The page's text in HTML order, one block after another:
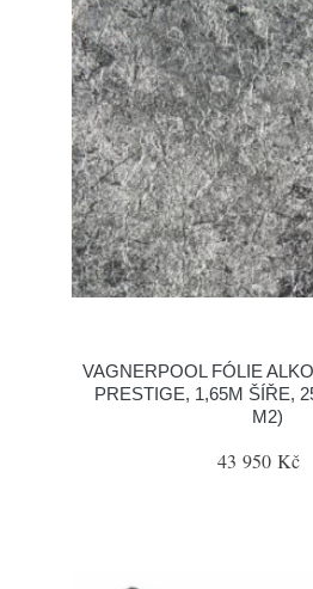
VAGNERPOOL FÓLIE
PRESTIGE, 1,65M ŠÍŘE,
M2)
43 950 Kč